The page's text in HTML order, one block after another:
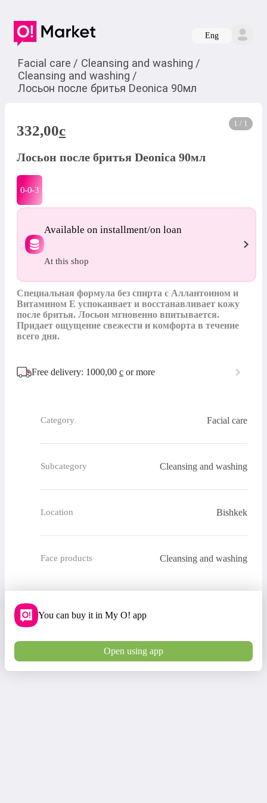
Eng
Facial care / Cleansing and washing /
Cleansing and washing /
Лосьон после бритья Deonica 90мл
1 / 1
332,00c
Лосьон после бритья Deonica 90мл
0-0-3
Available on installment/on loan
At this shop
Специальная формула без спирта с Аллантоином и
Витамином Е успокаивает и восстанавливает кожу
после бритья. Лосьон мгновенно впитывается.
Придает ощущение свежести и комфорта в течение
всего дня.
Free delivery: 1000,00 с or more
Category Facial care
Subcategory Cleansing and washing
Location Bishkek
Face products Cleansing and washing
You can buy it in My O! app
Open using app